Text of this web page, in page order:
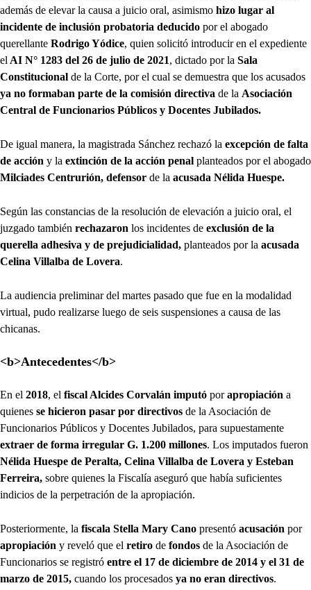
además de elevar la causa a juicio oral, asimismo hizo lugar al
incidente de inclusión probatoria deducido por el abogado
querellante Rodrigo Yódice, quien solicitó introducir en el expediente
el AI N° 1283 del 26 de julio de 2021, dictado por la Sala
Constitucional de la Corte, por el cual se demuestra que los acusados
ya no formaban parte de la comisión directiva de la Asociación
Central de Funcionarios Públicos y Docentes Jubilados.
De igual manera, la magistrada Sánchez rechazó la excepción de falta
de acción y la extinción de la acción penal planteados por el abogado
Milciades Centrurión, defensor de la acusada Nélida Huespe.
Según las constancias de la resolución de elevación a juicio oral, el
juzgado también rechazaron los incidentes de exclusión de la
querella adhesiva y de prejudicialidad, planteados por la acusada
Celina Villalba de Lovera.
La audiencia preliminar del martes pasado que fue en la modalidad
virtual, pudo realizarse luego de seis suspensiones a causa de las
chicanas.
<b>Antecedentes</b>
En el 2018, el fiscal Alcides Corvalán imputó porapropiación a
quienes se hicieron pasar por directivos de la Asociación de
Funcionarios Públicos y Docentes Jubilados, para supuestamente
extraer de forma irregular G. 1.200 millones. Los imputados fueron
Nélida Huespe de Peralta, Celina Villalba de Lovera y Esteban
Ferreira, sobre quienes la Fiscalía aseguró que había suficientes
indicios de la perpetración de la apropiación.
Posteriormente, la fiscala Stella Mary Cano presentó acusación por
apropiación y reveló que el retiro de fondos de la Asociación de
Funcionarios se registró entre el 17 de diciembre de 2014 y el 31 de
marzo de 2015, cuando los procesados ya no eran directivos.